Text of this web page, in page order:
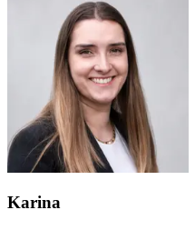
Karina